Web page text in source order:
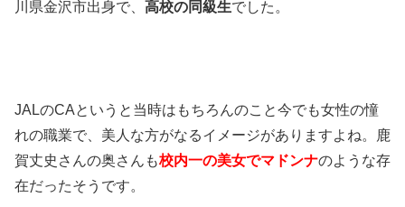
川県金沢市出身で、 高校の同級生でした。
JALのCAというと当時はもちろんのこと今でも女性の憧
れの職業で、美人な方がなるイメージがありますよね。鹿
賀丈史さんの奥さんも校内一の美女でマドンナのような存
在だったそうです。